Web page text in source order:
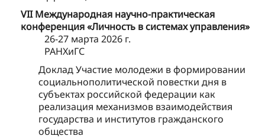
VII Международная научно-практическая
конференция «Личность в системах управления»
26-27 марта 2026 г.
РАНХиГС
Доклад Участие молодежи в формировании
социальнополитической повестки дня в
субъектах российской федерации как
реализация механизмов взаимодействия
государства и институтов гражданского
общества